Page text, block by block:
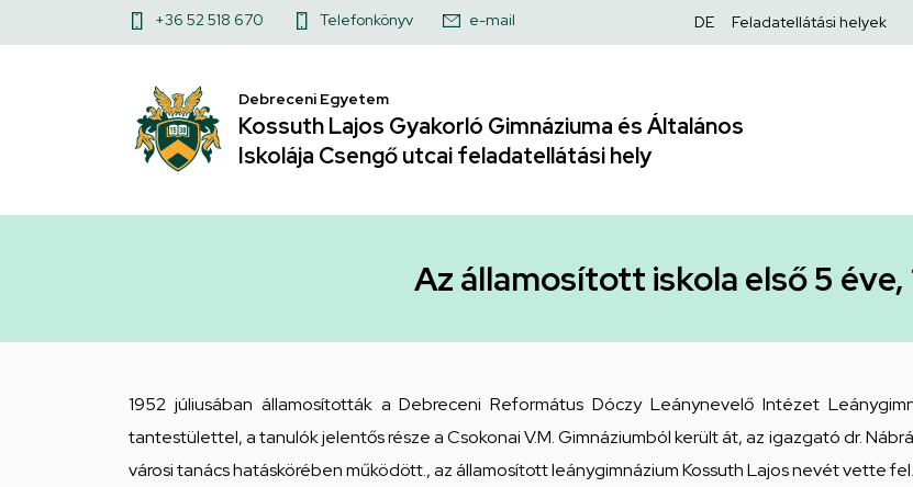
államosított
5
Kossuth
a
Felső
menü
+36 52 518 670 Telefonkönyv e-mail
Felső
DE Feladatellátási helyek
Debreceni Egyetem
Kossuth Lajos Gyakorló Gimnáziuma és Általános
Iskolája Csengő utcai feladatellátási hely
Az államosított iskola első 5 éve,
1952 júliusában államosították a Debreceni Református Dóczy Leánynevelő Intézet
tantestülettel, a tanulók jelentős része a Csokonai V.M. Gimnáziumból került át, az igazgató dr.
városi tanács hatáskörében működött., az államosított leánygimnázium Kossuth Lajos nevét vette fel.